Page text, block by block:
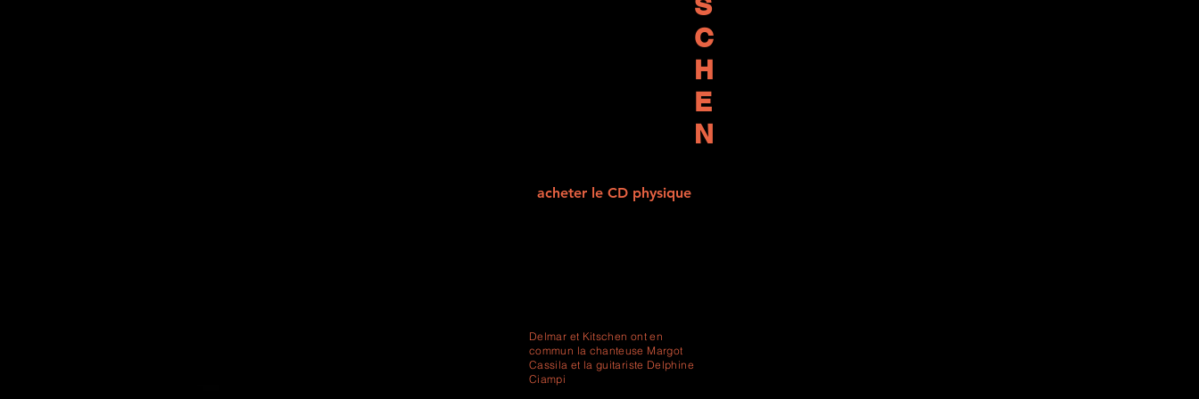
C
H
E
N
acheter le CD physique
Delmar et Kitschen ont en
commun la chanteuse Margot
Cassila et la guitariste Delphine
Ciampi